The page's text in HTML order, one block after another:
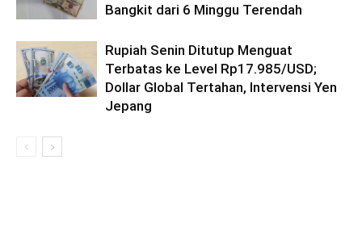
Bangkit dari 6 Minggu Terendah
Rupiah Senin Ditutup Menguat
Terbatas ke Level Rp17.985/USD;
Dollar Global Tertahan, Intervensi Yen
Jepang